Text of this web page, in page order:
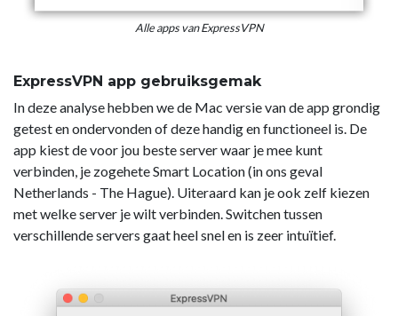
Alle apps van ExpressVPN
ExpressVPN app gebruiksgemak
In deze analyse hebben we de Mac versie van de app grondig
getest en ondervonden of deze handig en functioneel is. De
app kiest de voor jou beste server waar je mee kunt
verbinden, je zogehete Smart Location (in ons geval
Netherlands - The Hague). Uiteraard kan je ook zelf kiezen
met welke server je wilt verbinden. Switchen tussen
verschillende servers gaat heel snel en is zeer intuïtief.